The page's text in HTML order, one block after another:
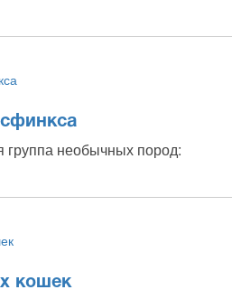
необычных пород:
кошек